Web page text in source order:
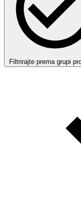
Filtrirajte prema grupi